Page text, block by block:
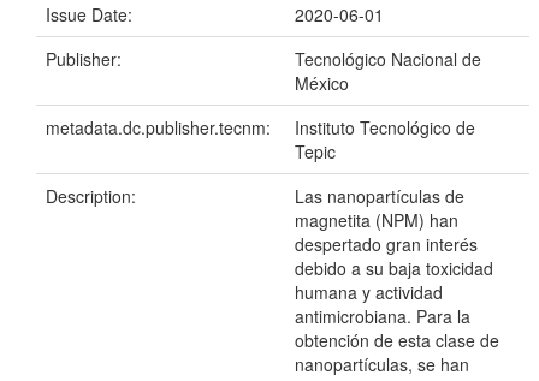
Issue Date:
2020-06-01
Publisher:
Tecnológico Nacional de
México
metadata.dc.publisher.tecnm:
Instituto Tecnológico de
Tepic
Description:
Las nanopartículas de
magnetita (NPM) han
despertado gran interés
debido a su baja toxicidad
humana y actividad
antimicrobiana. Para la
obtención de esta clase de
nanopartículas, se han